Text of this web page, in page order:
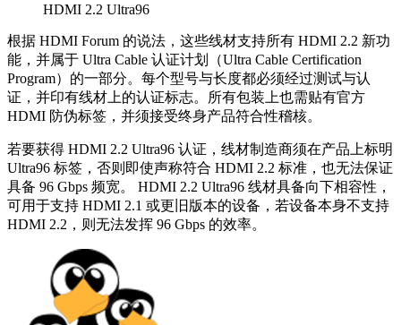
HDMI 2.2 Ultra96
根据 HDMI Forum 的说法，这些线材支持所有 HDMI 2.2 新功
能，并属于 Ultra Cable 认证计划（Ultra Cable Certification
Program）的一部分。每个型号与长度都必须经过测试与认
证，并印有线材上的认证标志。所有包装上也需贴有官方
HDMI 防伪标签，并须接受终身产品符合性稽核。
若要获得 HDMI 2.2 Ultra96 认证，线材制造商须在产品上标明
Ultra96 标签，否则即使声称符合 HDMI 2.2 标准，也无法保证
具备 96 Gbps 频宽。 HDMI 2.2 Ultra96 线材具备向下相容性，
可用于支持 HDMI 2.1 或更旧版本的设备，若设备本身不支持
HDMI 2.2，则无法发挥 96 Gbps 的效率。